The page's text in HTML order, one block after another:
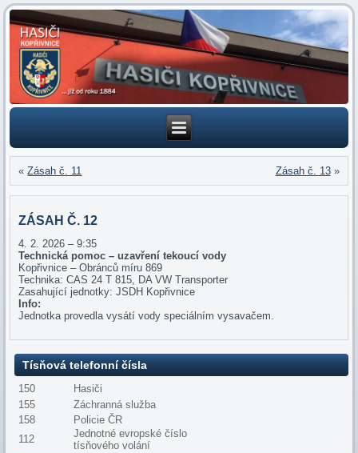
«Zásah č. 11 Zásah č. 13»
ZÁSAH Č. 12
4. 2. 2026 – 9:35
Technická pomoc – uzavření tekoucí vody
Kopřivnice – Obránců míru 869
Technika: CAS 24 T 815, DA VW Transporter
Zasahující jednotky: JSDH Kopřivnice
Info:
Jednotka provedla vysátí vody speciálním vysavačem.
Tísňová telefonní čísla
150
Hasiči
155
Záchranná služba
158
Policie ČR
112
Jednotné evropské číslo
tísňového volání